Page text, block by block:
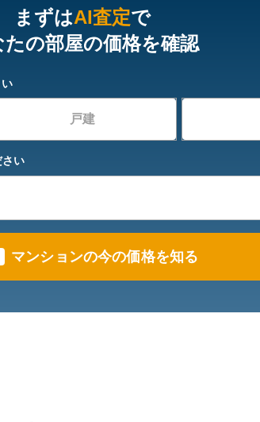
まずはAI査定で
たの部屋の価格を確認
戸建
い
マンションの今の価格を知る